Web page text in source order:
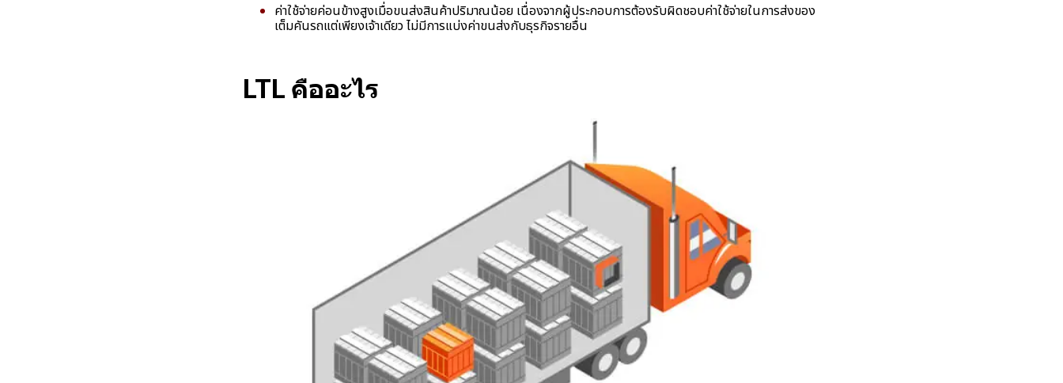
ค่าใช้จ่ายค่อนข้างสูงเมื่อขนส่งสินค้าปริมาณน้อย เนื่องจากผู้ประกอบการต้องรับผิดชอบค่าใช้จ่ายในการส่งของ
เต็มคันรถแต่เพียงเจ้าเดียว ไม่มีการแบ่งค่าขนส่งกับธุรกิจรายอื่น
LTL คืออะไร